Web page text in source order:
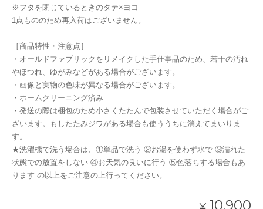
※フタを閉じているときのタテ×ヨコ
1点もののため再入荷はございません。
［商品特性・注意点］
・オールドファブリックをリメイクした手仕事品のため、若干の汚れ
やほつれ、ゆがみなどがある場合がございます。
・画像と実物の色味が異なる場合がございます。
・ホームクリーニング済み
・発送の際は梱包のため小さくたたんで包装させていただく場合がご
ざいます。もしたたみジワがある場合も使ううちに消えてまいりま
す。
★洗濯機で洗う場合は、①単品で洗う ②お湯を使わず水で ③濡れた
状態での放置をしない ④お天気の良いに行う ⑤色落ちする場合もあ
ります の以上をご注意の上行ってください。
10,900